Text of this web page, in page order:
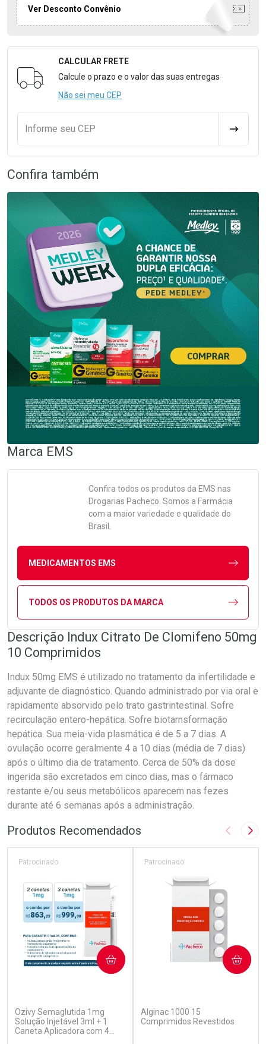
Ver Desconto Convênio
Formulário para Calcular o Frete
CALCULAR FRETE
Calcule o prazo e o valor das suas entregas
Não sei meu CEP
Informe seu CEP
Confira também
Marca EMS
Confira todos os produtos da EMS nas
Drogarias Pacheco. Somos a Farmácia
com a maior variedade e qualidade do
Brasil.
MEDICAMENTOS EMS
TODOS OS PRODUTOS DA MARCA
Descrição Indux Citrato De Clomifeno 50mg
10 Comprimidos
Indux 50mg EMS é utilizado no tratamento da infertilidade e
adjuvante de diagnóstico. Quando administrado por via oral e
rapidamente absorvido pelo trato gastrintestinal. Sofre
recirculação entero-hepática. Sofre biotarnsformação
hepática. Sua meia-vida plasmática é de 5 a 7 dias. A
ovulação ocorre geralmente 4 a 10 dias (média de 7 dias)
após o último dia de tratamento. Cerca de 50% da dose
ingerida são excretados em cinco dias, mas o fármaco
restante e/ou seus metabólicos aparecem nas fezes
durante até 6 semanas após a administração.
Produtos Recomendados Imagem
Ozivy Semaglutida 1mg
Solução Injetável 3ml + 1
Caneta Aplicadora com 4
Patrocinado
COMPRAR
Alginac 1000 15
Comprimidos Revestidos
Patrocinado
COMPRAR